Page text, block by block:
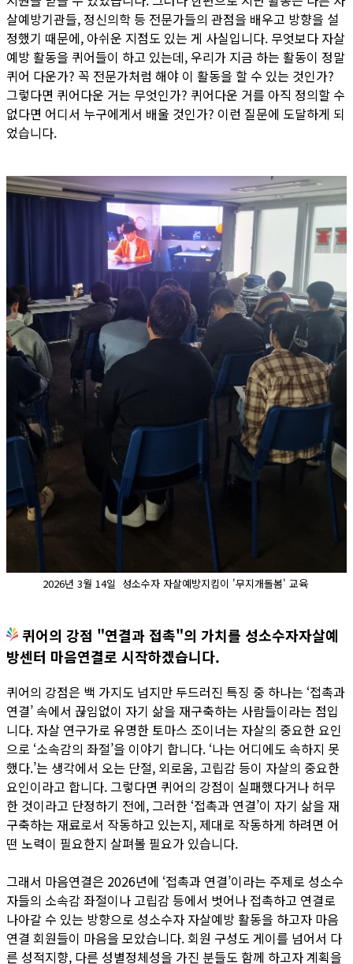
살예방기관들, 정신의학 등 전문가들의 관점을 배우고 방향을 설
정했기 때문에, 아쉬운 지점도 있는 게 사실입니다. 무엇보다 자살
예방 활동을 퀴어들이 하고 있는데, 우리가 지금 하는 활동이 정말
퀴어 다운가? 꼭 전문가처럼 해야 이 활동을 할 수 있는 것인가?
그렇다면 퀴어다운 거는 무엇인가? 퀴어다운 거를 아직 정의할 수
없다면 어디서 누구에게서 배울 것인가? 이런 질문에 도달하게 되
었습니다.
2026년 3월 14일 성소수자 자살예방지킴이 '무지개돌봄' 교육
퀴어의 강점 "연결과 접촉"의 가치를 성소수자자살예
방센터 마음연결로 시작하겠습니다.
퀴어의 강점은 백 가지도 넘지만 두드러진 특징 중 하나는 ‘접촉과
연결’ 속에서 끊임없이 자기 삶을 재구축하는 사람들이라는 점입
니다. 자살 연구가로 유명한 토마스 조이너는 자살의 중요한 요인
으로 ‘소속감의 좌절’을 이야기 합니다. ‘나는 어디에도 속하지 못
했다.’는 생각에서 오는 단절, 외로움, 고립감 등이 자살의 중요한
요인이라고 합니다. 그렇다면 퀴어의 강점이 실패했다거나 허무
한 것이라고 단정하기 전에, 그러한 ‘접촉과 연결’이 자기 삶을 재
구축하는 재료로서 작동하고 있는지, 제대로 작동하게 하려면 어
떤 노력이 필요한지 살펴볼 필요가 있습니다.
그래서 마음연결은 2026년에 ‘접촉과 연결’이라는 주제로 성소수
자들의 소속감 좌절이나 고립감 등에서 벗어나 접촉하고 연결로
나아갈 수 있는 방향으로 성소수자 자살예방 활동을 하고자 마음
연결 회원들이 마음을 모았습니다. 회원 구성도 게이를 넘어서 다
른 성적지향, 다른 성별정체성을 가진 분들도 함께 하고자 계획을